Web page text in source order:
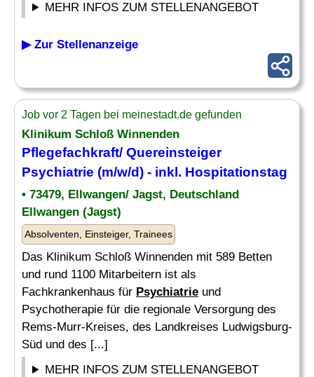
MEHR INFOS ZUM STELLENANGEBOT
▶ Zur Stellenanzeige
Job vor 2 Tagen bei meinestadt.de gefunden
Klinikum Schloß Winnenden
Pflegefachkraft/ Quereinsteiger
Psychiatrie (m/w/d) - inkl. Hospitationstag
• 73479, Ellwangen/ Jagst, Deutschland
Ellwangen (Jagst)
Absolventen, Einsteiger, Trainees
Das Klinikum Schloß Winnenden mit 589 Betten
und rund 1100 Mitarbeitern ist als
Fachkrankenhaus für Psychiatrie und
Psychotherapie für die regionale Versorgung des
Rems-Murr-Kreises, des Landkreises Ludwigsburg-
Süd und des [...]
MEHR INFOS ZUM STELLENANGEBOT